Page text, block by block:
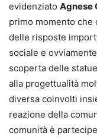
evidenziato Agnese
primo momento che
delle risposte
sociale e
scoperta delle
alla progettualità
diversa coinvolti
reazione della
comunità è